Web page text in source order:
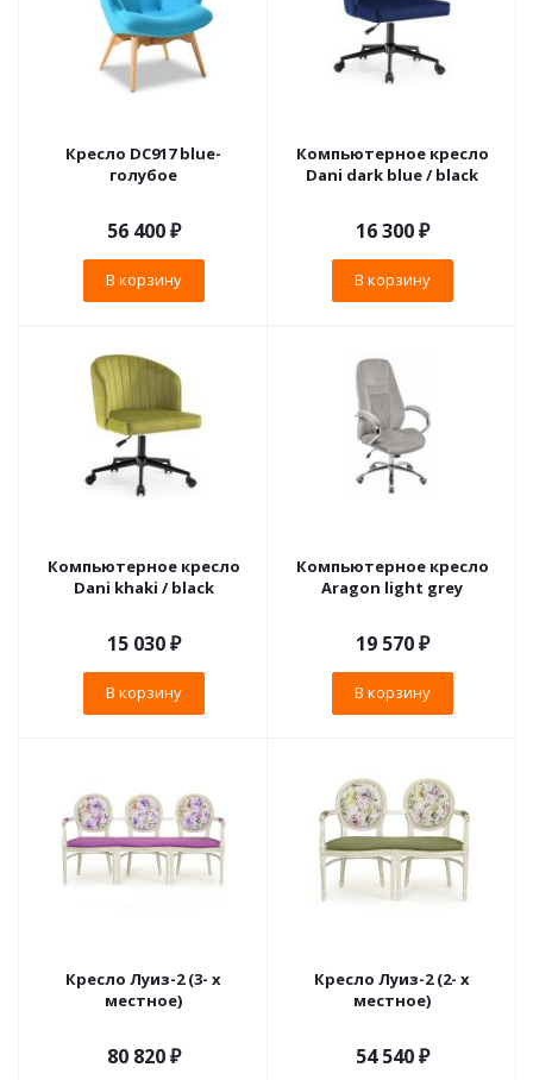
Кресло DC917 blue-
голубое
56 400₽
В корзину
Компьютерное кресло
Dani dark blue / black
16 300₽
В корзину
Компьютерное кресло
Dani khaki / black
15 030₽
В корзину
Компьютерное кресло
Aragon light grey
19 570₽
В корзину
Кресло Луиз-2 (3- х
местное)
80 820 ₽
Кресло Луиз-2 (2- х
местное)
54 540 ₽